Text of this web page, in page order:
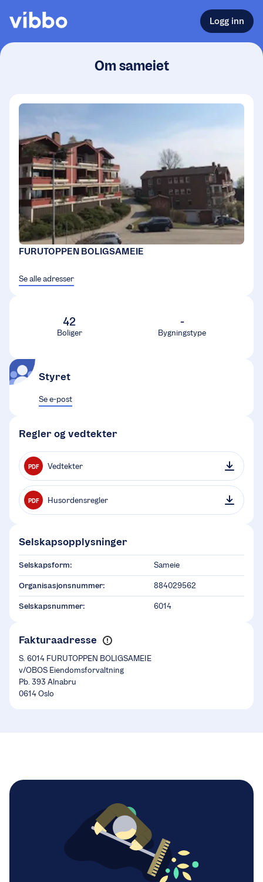
Logg inn
Om sameiet
FURUTOPPEN BOLIGSAMEIE
Se alle adresser
42
Boliger
-
Bygningstype
Styret
Se e-post
Regler og vedtekter
PDF Vedtekter
PDF Husordensregler
Selskapsopplysninger
Selskapsform: Sameie
Organisasjonsnummer: 884029562
Selskapsnummer: 6014
Fakturaadresse
S. 6014 FURUTOPPEN BOLIGSAMEIE
v/OBOS Eiendomsforvaltning
Pb. 393 Alnabru
0614 Oslo